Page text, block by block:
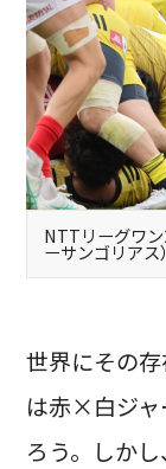
NTTリーグワ
ーサンゴリアス）
世界にその
は赤×白ジャ
ろう。しか